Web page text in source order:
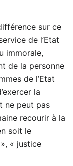
sur ce
de l’Etat
immorale,
de la personne
de l’Etat
la
ne peut pas
recourir à la
soit le
« justice